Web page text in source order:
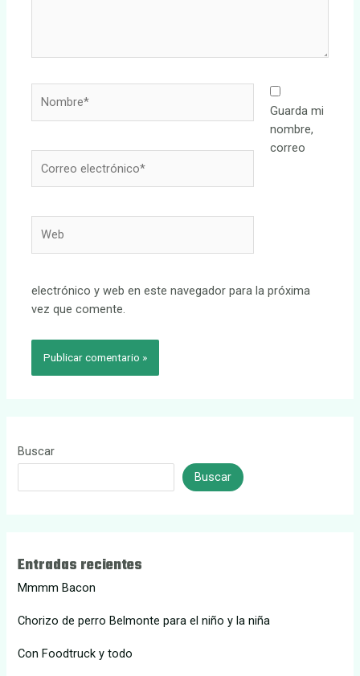
electrónico*
Guarda mi
nombre,
correo
electrónico y web en este navegador para la próxima
vez que comente.
Buscar
Buscar
Entradas recientes
Mmmm Bacon
Chorizo de perro Belmonte para el niño y la niña
Con Foodtruck y todo